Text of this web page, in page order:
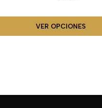
VER OPCIONES